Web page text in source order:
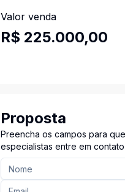
Valor venda
R$ 225.000,00
Proposta
Preencha os campos para
especialistas entre em contato